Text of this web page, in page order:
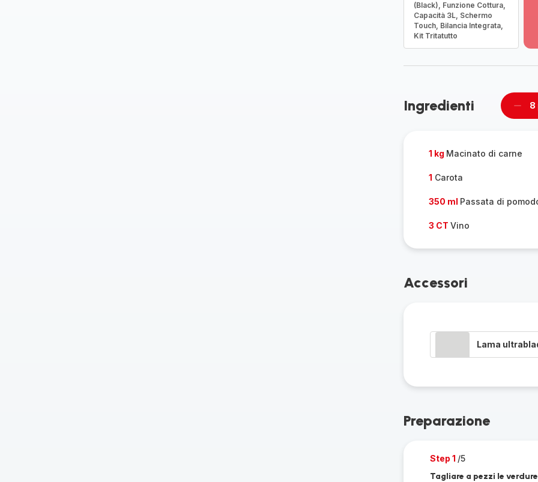
(Black), Funzione Cottura,
Capacità 3L, Schermo
Touch, Bilancia Integrata,
Kit Tritatutto
-
Ingredienti 8
1 kg Macinato di carne
1 Carota
350 ml Passata di
3 CT Vino
Accessori
Lama
Preparazione
Step 1 /5
Tagliare a pezzi le